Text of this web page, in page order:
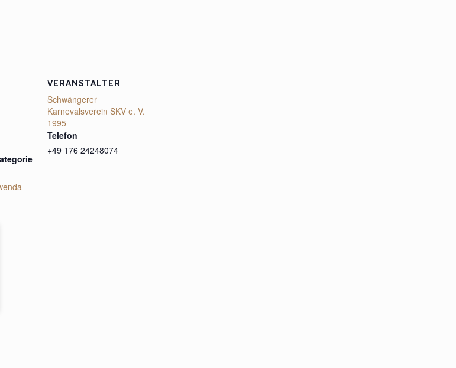
VERANSTALTER
Schwängerer
Karnevalsverein SKV e. V.
1995
Telefon
+49 176 24248074